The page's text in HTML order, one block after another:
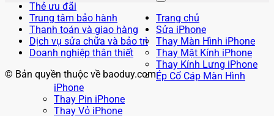
Thẻ ưu đãi
Trung tâm bảo hành
Thanh toán và giao hàng
Dịch vụ sửa chữa và bảo trì
Doanh nghiệp thân thiết
© Bản quyền thuộc về baoduy.com
Trang chủ
Sửa iPhone
Thay Màn Hình iPhone
Thay Mặt Kính iPhone
Thay Kính Lưng iPhone
Ép Cổ Cáp Màn Hình
iPhone
Thay Pin iPhone
Thay Vỏ iPhone